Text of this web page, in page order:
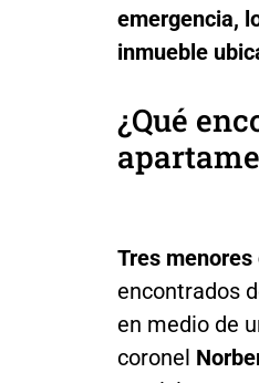
emergencia,
inmueble
¿Qué
Tres menores
encontrados
en medio de
coronel